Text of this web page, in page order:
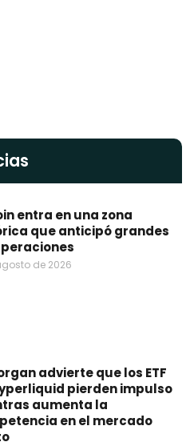
entra en una zona
que anticipó grandes
de 2026
advierte que los ETF
pierden impulso
aumenta la
en el mercado